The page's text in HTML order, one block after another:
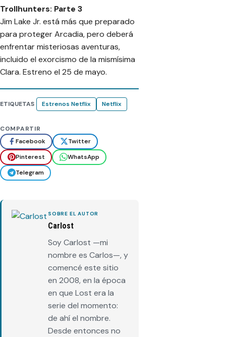
Trollhunters: Parte 3
Jim Lake Jr. está más que preparado
para proteger Arcadia, pero deberá
enfrentar misteriosas aventuras,
incluido el exorcismo de la mismísima
Clara. Estreno el 25 de mayo.
ETIQUETAS Estrenos Netflix Netflix
COMPARTIR
Facebook
Twitter
Pinterest
WhatsApp
Telegram
SOBRE EL AUTOR
Carlost
Soy Carlost —mi
nombre es Carlos—, y
comencé este sitio
en 2008, en la época
en que Lost era la
serie del momento:
de ahí el nombre.
Desde entonces no